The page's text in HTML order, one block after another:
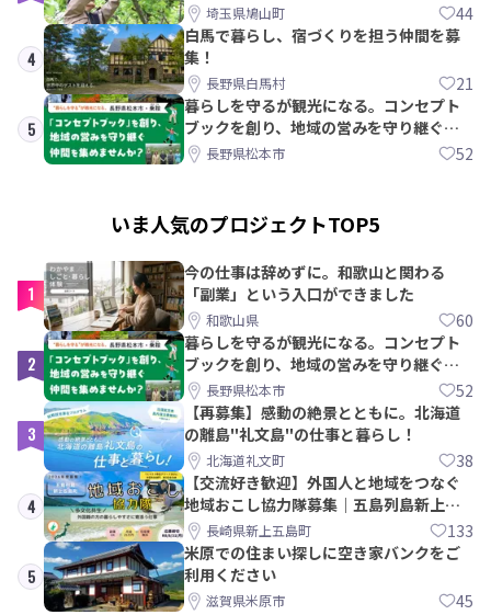
PRメンバー募集！
埼玉県鳩山町 44
4
白馬で暮らし、宿づくりを担う仲間を募
集！
長野県白馬村 21
5
暮らしを守るが観光になる。コンセプト
ブックを創り、地域の営みを守り継ぐ仲
間を集めませんか？
長野県松本市 52
いま人気のプロジェクトTOP5
1
今の仕事は辞めずに。和歌山と関わる
「副業」という入口ができました
和歌山県 60
2
暮らしを守るが観光になる。コンセプト
ブックを創り、地域の営みを守り継ぐ仲
間を集めませんか？
長野県松本市 52
3
【再募集】感動の絶景とともに。北海道
の離島"礼文島"の仕事と暮らし！
北海道礼文町 38
4
【交流好き歓迎】外国人と地域をつなぐ
地域おこし協力隊募集｜五島列島新上五
島町長崎県新上五島町 133
5
米原での住まい探しに空き家バンクをご
利用ください
滋賀県米原市 45